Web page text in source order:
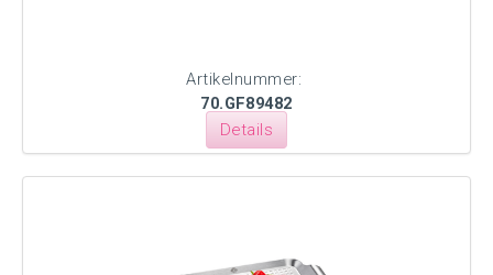
Artikelnummer:
70.GF89482
Details